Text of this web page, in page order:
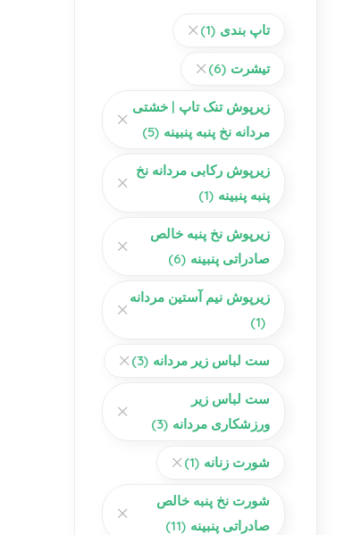
تاپ بندی (1)
تیشرت (6)
زیرپوش تنک تاپ | خشتی
مردانه نخ پنبه پنبینه (5)
زیرپوش رکابی مردانه نخ
پنبه پنبینه (1)
زیرپوش نخ پنبه خالص
صادراتی پنبینه (6)
زیرپوش نیم آستین مردانه
(1)
ست لباس زیر مردانه (3)
ست لباس زیر
ورزشکاری مردانه (3)
شورت زنانه (1)
شورت نخ پنبه خالص
صادراتی پنبینه (11)